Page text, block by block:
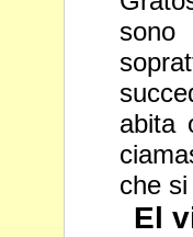
sono
abita
che
El